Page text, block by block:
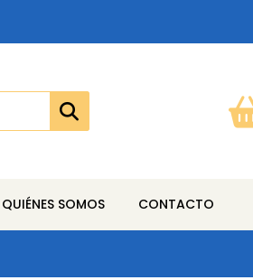
QUIÉNES SOMOS CONTACTO